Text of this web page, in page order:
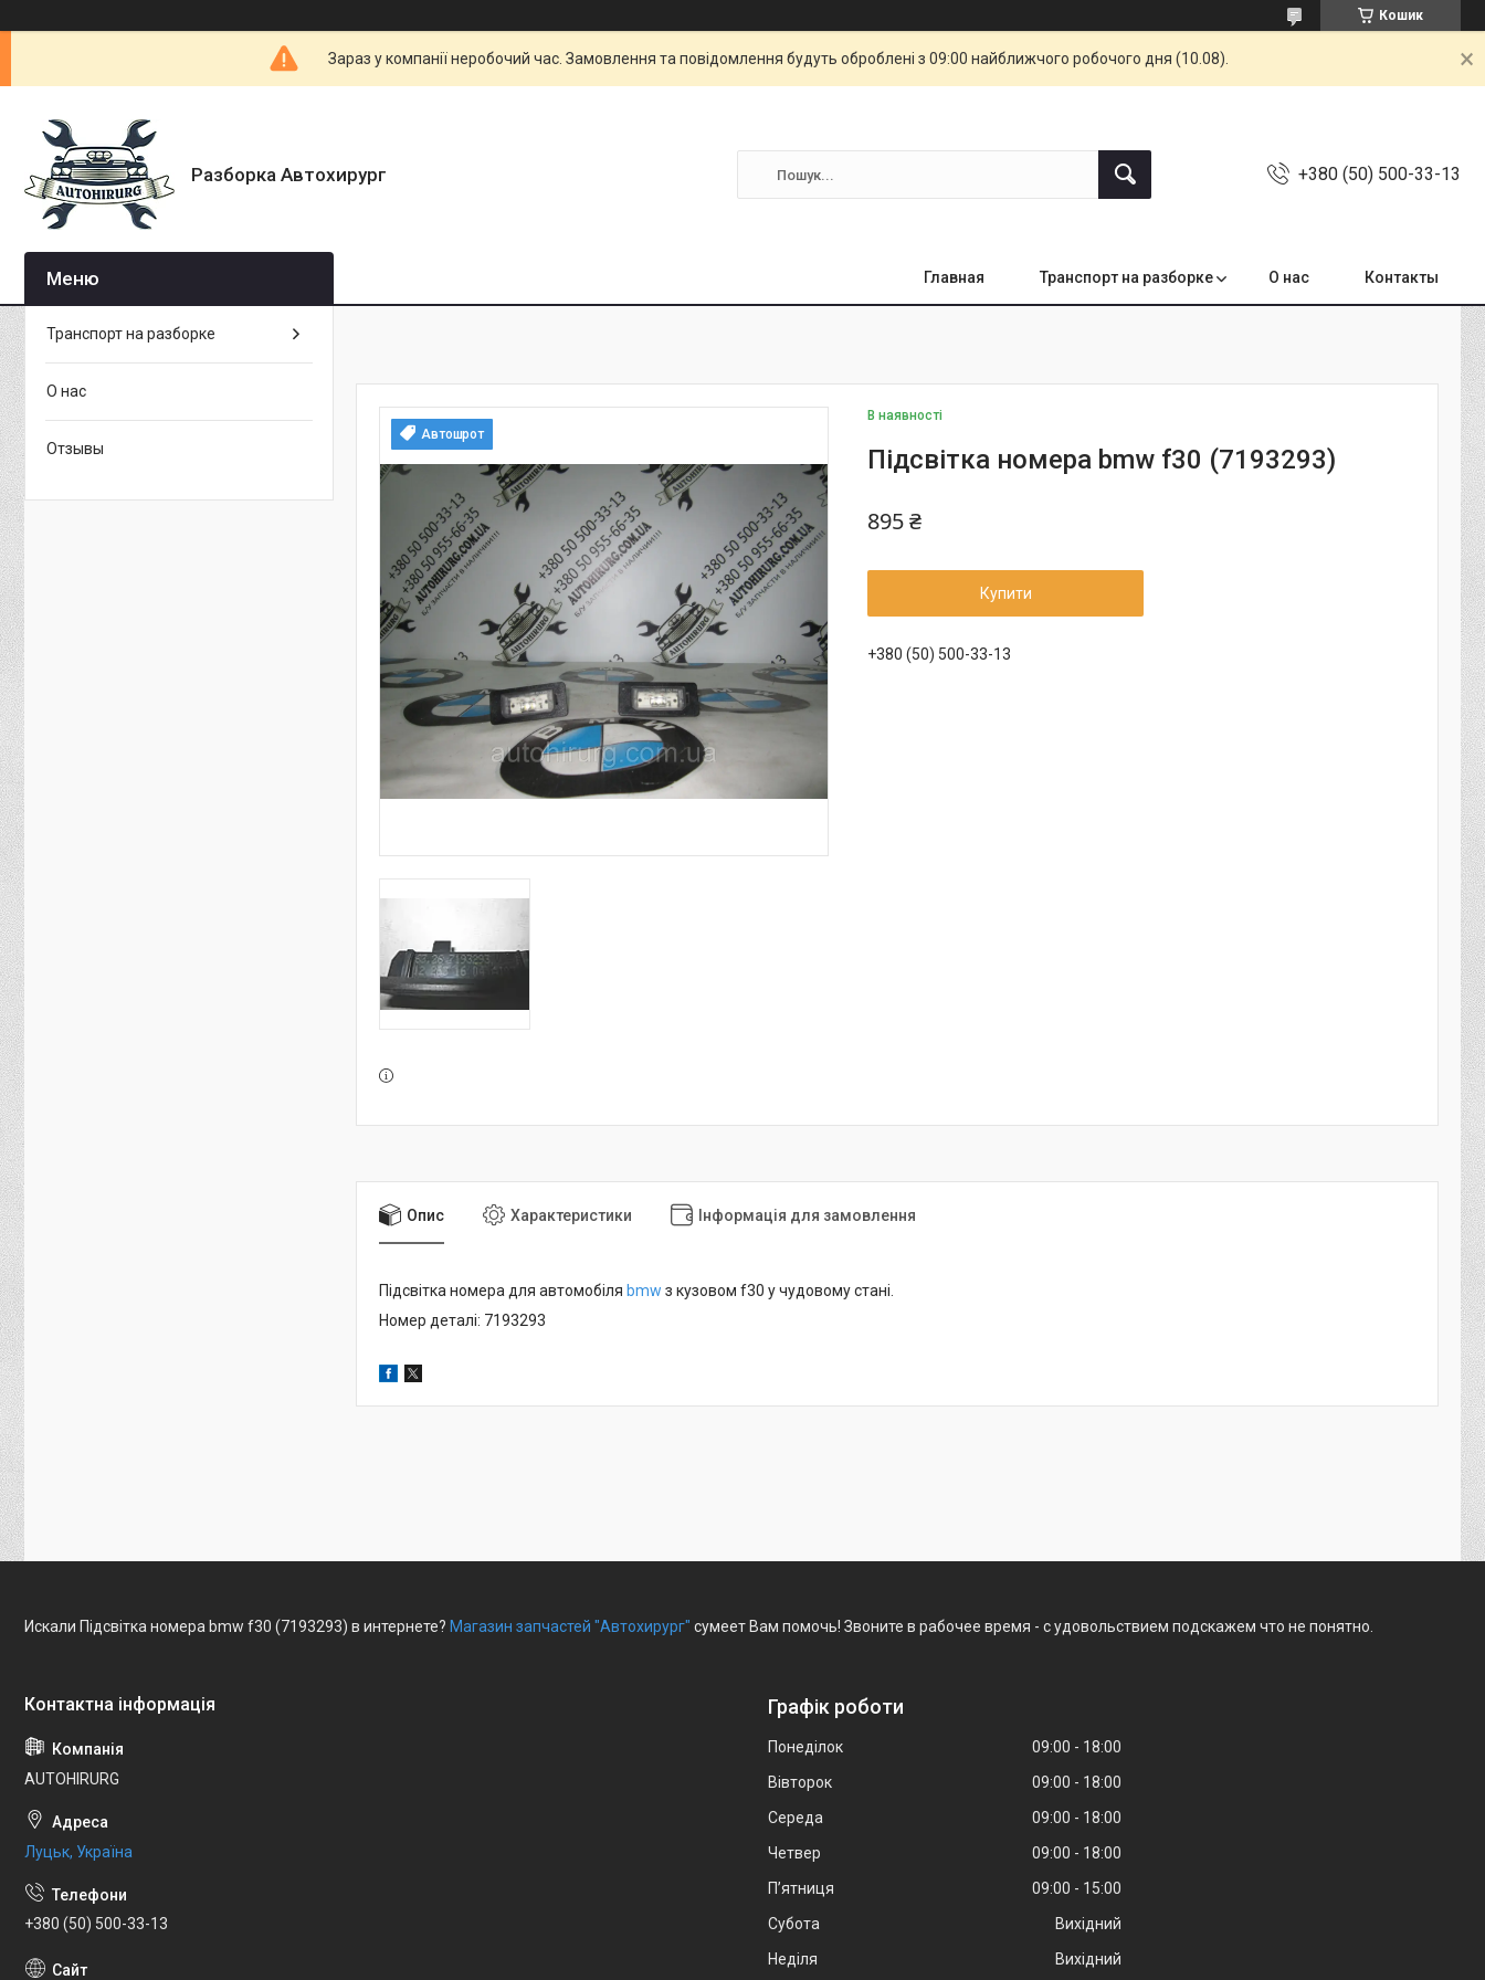
Кошик
Зараз у компанії неробочий час. Замовлення та повідомлення будуть оброблені з 09:00 найближчого робочого дня (10.08).
Разборка Автохирург +380 (50) 500-33-13
Главная Транспорт на разборке О нас Контакты
Автошрот
В наявності
Підсвітка номера bmw f30 (7193293)
895 ₴
Купити
+380 (50) 500-33-13
Опис Характеристики Інформація для замовлення
Підсвітка номера для автомобіля bmw з кузовом f30 у чудовому стані.
Номер деталі: 7193293
Транспорт на разборке
О нас
Отзывы
Искали Підсвітка номера bmw f30 (7193293) в интернете? Магазин запчастей "Автохирург" сумеет Вам помочь! Звоните в рабочее время - с удовольствием подскажем что не понятно.
AUTOHIRURG
Луцьк, Україна
+380 (50) 500-33-13
Графік роботи
Понеділок 09:00
18:00
Вівторок
09:00
18:00
Середа
09:00
18:00
Четвер
09:00
18:00
Пʼятниця
09:00
15:00
Субота
Вихідний
Неділя
Вихідний